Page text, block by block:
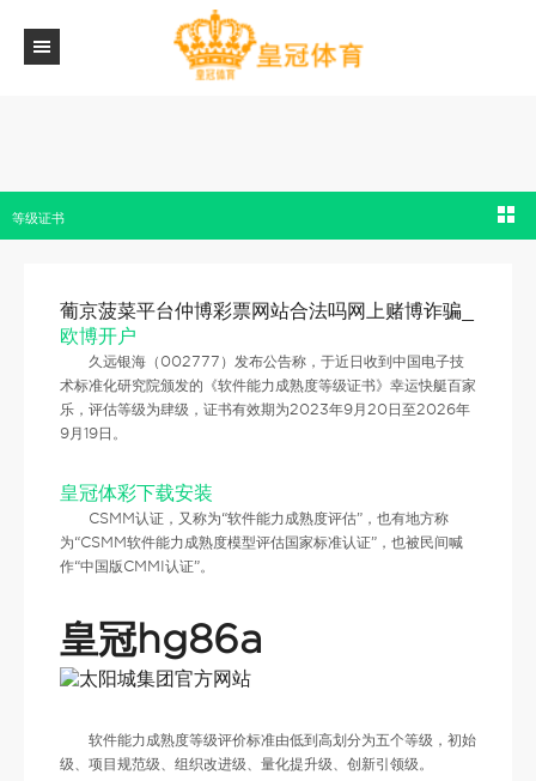
等级证书
葡京菠菜平台仲博彩票网站合法吗网上赌博诈骗_
欧博开户
久远银海（002777）发布公告称，于近日收到中国电子技
术标准化研究院颁发的《软件能力成熟度等级证书》幸运快艇百家
乐，评估等级为肆级，证书有效期为2023年9月20日至2026年
9月19日。
皇冠体彩下载安装
CSMM认证，又称为“软件能力成熟度评估”，也有地方称
为“CSMM软件能力成熟度模型评估国家标准认证”，也被民间喊
作“中国版CMMI认证”。
皇冠hg86a
软件能力成熟度等级评价标准由低到高划分为五个等级，初始
级、项目规范级、组织改进级、量化提升级、创新引领级。